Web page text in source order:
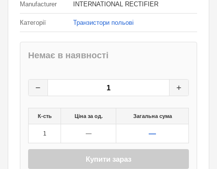
Manufacturer INTERNATIONAL RECTIFIER
Категорії Транзистори польові
Немає в наявності
− +
К-сть Ціна за од. Загальна сума
1 — —
Купити зараз